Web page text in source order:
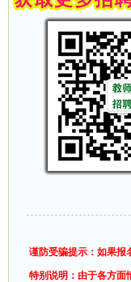
谨防受骗提示：如果报
特别说明：由于各方面